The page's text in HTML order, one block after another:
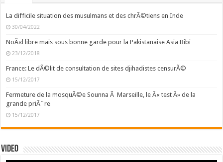
La difficile situation des musulmans et des chrÃ©tiens en Inde
30/04/2022
NoÃ«l libre mais sous bonne garde pour la Pakistanaise Asia Bibi
23/12/2018
France: Le dÃ©lit de consultation de sites djihadistes censurÃ©
15/12/2017
Fermeture de la mosquÃ©e Sounna Ã Marseille, le Â« test Â» de la
grande priÃ¨re
15/12/2017
Video